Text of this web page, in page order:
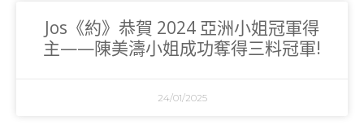
Jos《約》恭賀 2024 亞洲小姐冠軍得
主——陳美濤小姐成功奪得三料冠軍!
24/01/2025